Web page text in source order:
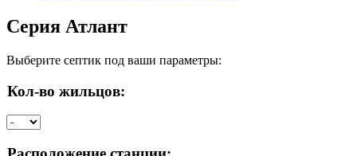
Серия Атлант
Выберите септик под ваши параметры:
Кол-во жильцов: